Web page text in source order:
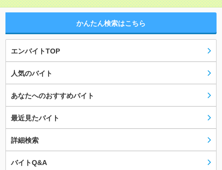
かんたん検索はこちら
エンバイトTOP
人気のバイト
あなたへのおすすめバイト
最近見たバイト
詳細検索
バイトQ&A